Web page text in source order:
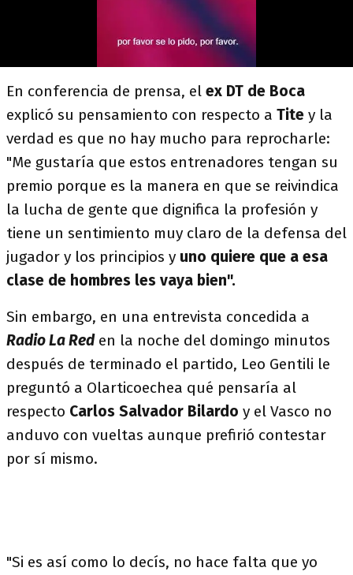
En conferencia de prensa, el ex DT de Boca
explicó su pensamiento con respecto a Tite y la
verdad es que no hay mucho para reprocharle:
"Me gustaría que estos entrenadores tengan su
premio porque es la manera en que se reivindica
la lucha de gente que dignifica la profesión y
tiene un sentimiento muy claro de la defensa del
jugador y los principios y uno quiere que a esa
clase de hombres les vaya bien".
Sin embargo, en una entrevista concedida a
Radio La Reden la noche del domingo minutos
después de terminado el partido, Leo Gentili le
preguntó a Olarticoechea qué pensaría al
respecto Carlos Salvador Bilardo y el Vasco no
anduvo con vueltas aunque prefirió contestar
por sí mismo.
"Si es así como lo decís, no hace falta que yo